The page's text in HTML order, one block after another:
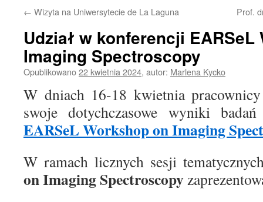
← Wizyta na Uniwersytecie de La Laguna Prof.
Udział w konferencji
Imaging Spectroscopy
Opublikowano22 kwietnia 2024, autor: Marlena Kycko
W dniach 16-18 kwietnia pracownicy
swoje dotychczasowe wyniki
EARSeL Workshop on Imaging
W ramach licznych sesji
on Imaging Spectroscopy